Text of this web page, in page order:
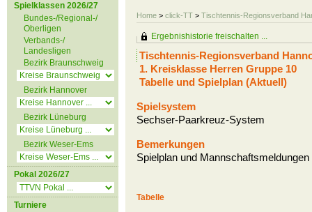
Home > click-TT > Tischtennis-Regionsverband
Spielklassen 2026/27
Bundes-/Regional-/
Oberligen
Verbands-/
Landesligen
Bezirk Braunschweig
Bezirk Hannover
Bezirk Lüneburg
Bezirk Weser-Ems
Pokal 2026/27
Turniere
Ergebnishistorie freischalten ...
Tischtennis-Regionsverband
1. Kreisklasse Herren Gruppe 10
Tabelle und Spielplan (Aktuell)
Spielsystem
Sechser-Paarkreuz-System
Bemerkungen
Spielplan und
Tabelle